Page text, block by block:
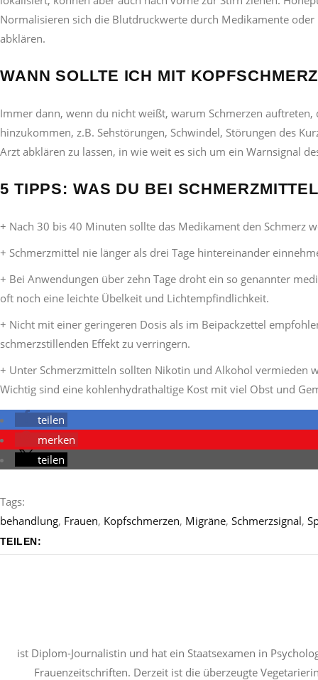
Normalisieren sich die Blutdruckwerte durch Medikamente
abklären.
WANN SOLLTE ICH MIT
Immer dann, wenn du nicht weißt, warum Schmerzen
hinzukommen, z.B. Sehstörungen, Schwindel, Störungen des
Arzt abklären zu lassen, in wie weit es sich um ein Warnsignal
5 TIPPS: WAS DU BEI
+ Nach 30 bis 40 Minuten sollte das Medikament den Schmerz
+ Schmerzmittel nie länger als drei Tage hintereinander
+ Bei Anwendungen über zehn Tage droht ein so genannter
oft noch eine leichte Übelkeit und Lichtempfindlichkeit.
+ Nicht mit einer geringeren Dosis als im Beipackzettel
schmerzstillenden Effekt zu verringern.
+ Unter Schmerzmitteln sollten Nikotin und Alkohol vermieden
Wichtig sind eine kohlenhydrathaltige Kost mit viel Obst und
teilen
merken
teilen
Tags:
behandlung, Frauen, Kopfschmerzen, Migräne, Schmerzsignal,
TEILEN:
ist Diplom-Journalistin und hat ein Staatsexamen in
Frauenzeitschriften. Derzeit ist die überzeugte